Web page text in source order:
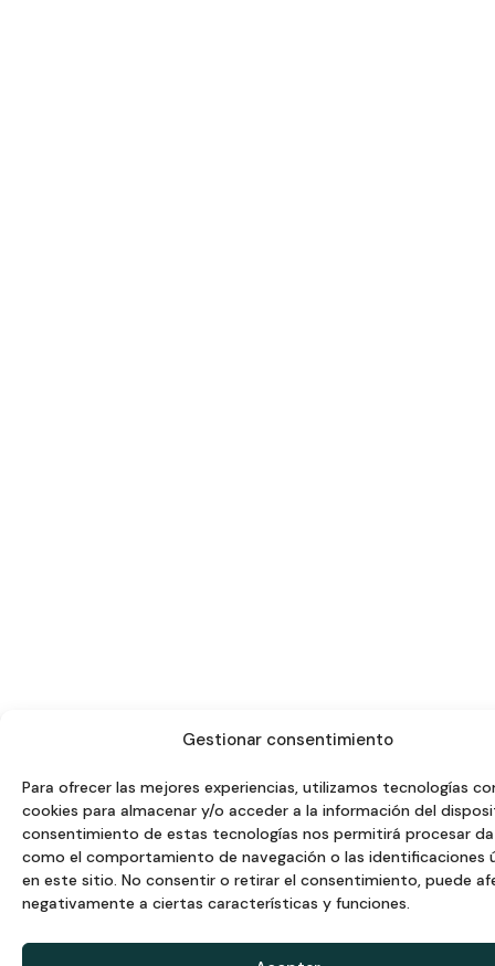
Gestionar consentimiento
Para ofrecer las mejores experiencias, utilizamos tecnologías
cookies para almacenar y/o acceder a la información del
consentimiento de estas tecnologías nos permitirá procesar
como el comportamiento de navegación o las identificaciones
en este sitio. No consentir o retirar el consentimiento, puede
negativamente a ciertas características y funciones.